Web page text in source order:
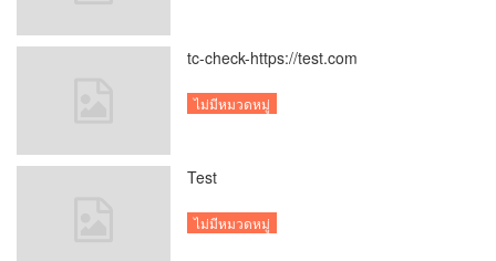
tc-check-https://test.com
ไม่มีหมวดหมู่
Test
ไม่มีหมวดหมู่